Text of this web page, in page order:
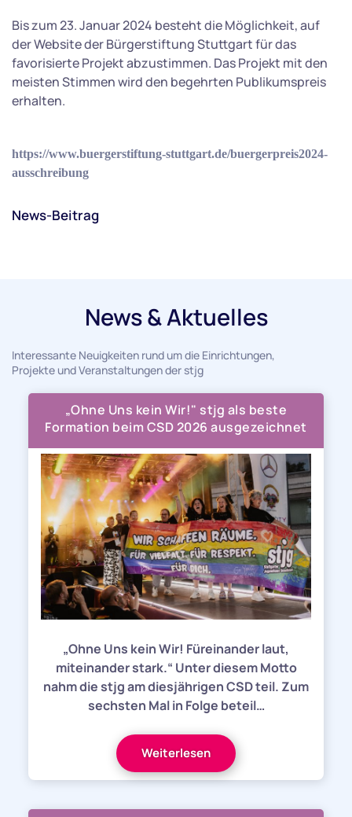
Bis zum 23. Januar 2024 besteht die Möglichkeit, auf
der Website der Bürgerstiftung Stuttgart für das
favorisierte Projekt abzustimmen. Das Projekt mit den
meisten Stimmen wird den begehrten Publikumspreis
erhalten.
https://www.buergerstiftung-stuttgart.de/buergerpreis2024-
ausschreibung
News-Beitrag
News & Aktuelles
Interessante Neuigkeiten rund um die Einrichtungen,
Projekte und Veranstaltungen der stjg
„Ohne Uns kein Wir!" stjg als beste
Formation beim CSD 2026 ausgezeichnet
„Ohne Uns kein Wir! Füreinander laut,
miteinander stark.“ Unter diesem Motto
nahm die stjg am diesjährigen CSD teil. Zum
sechsten Mal in Folge beteil…
Weiterlesen